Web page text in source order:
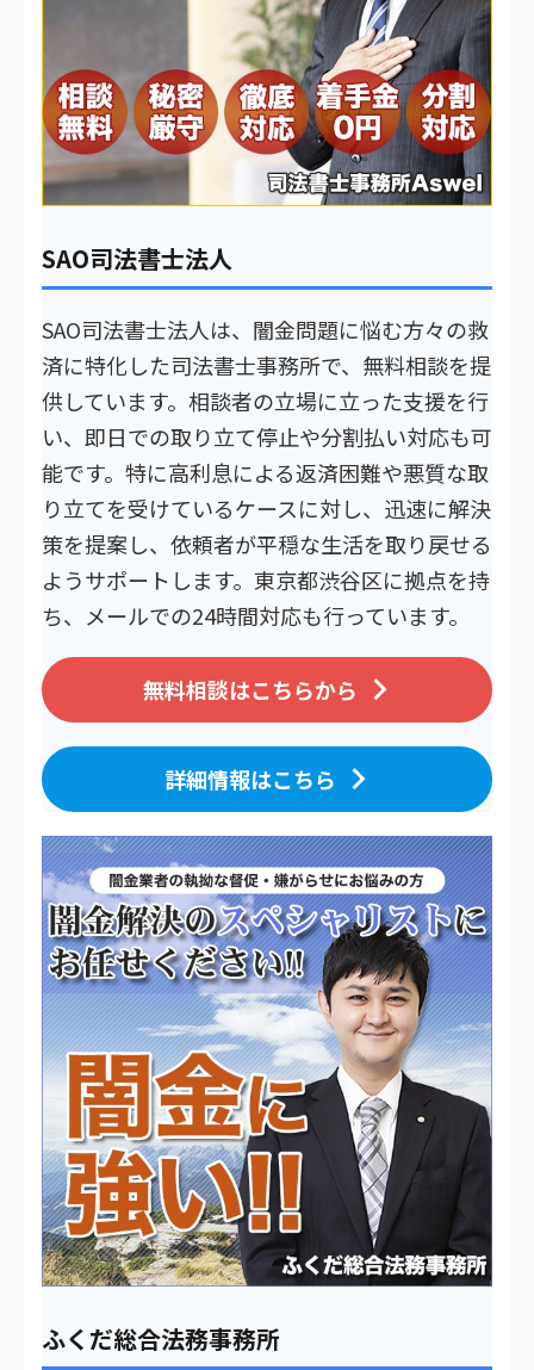
SAO司法書士法人
SAO司法書士法人は、闇金問題に悩む方々の救
済に特化した司法書士事務所で、無料相談を提
供しています。相談者の立場に立った支援を行
い、即日での取り立て停止や分割払い対応も可
能です。特に高利息による返済困難や悪質な取
り立てを受けているケースに対し、迅速に解決
策を提案し、依頼者が平穏な生活を取り戻せる
ようサポートします。東京都渋谷区に拠点を持
ち、メールでの24時間対応も行っています。
無料相談はこちらから
詳細情報はこちら
ふくだ総合法務事務所